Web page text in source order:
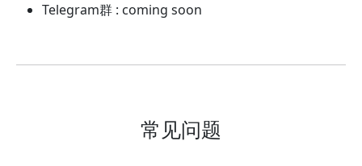
Telegram群 : coming soon
常见问题